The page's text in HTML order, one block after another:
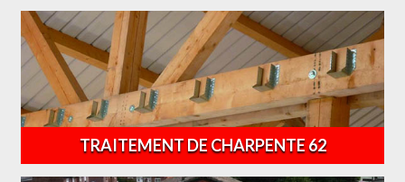
TRAITEMENT DE CHARPENTE 62